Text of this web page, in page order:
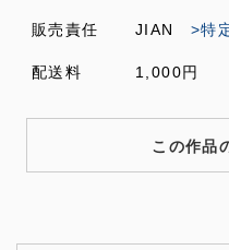
販売責任 JIAN >特
配送料 1,000円
この作品